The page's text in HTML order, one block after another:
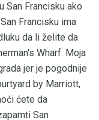
San Francisku ako
Francisku ima
da li želite da
Wharf. Moja
jer je pogodnije
by Marriott,
ćete da
San